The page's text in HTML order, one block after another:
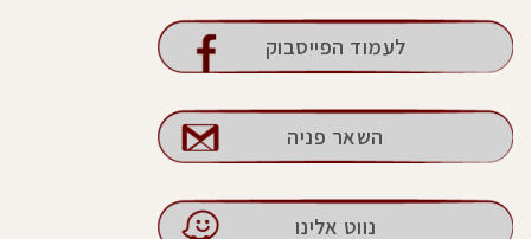
לעמוד הפייסבוק
השאר פניה
נווט אלינו